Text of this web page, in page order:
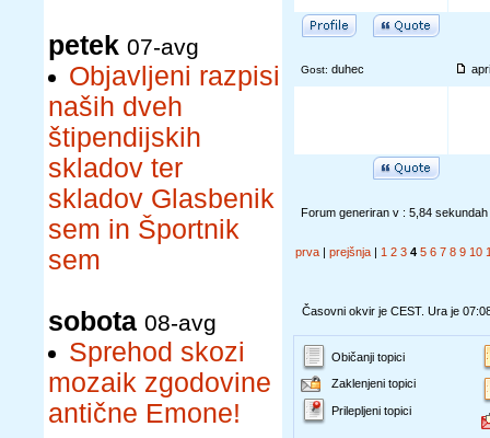
petek 07-avg
Objavljeni razpisi
naših dveh
štipendijskih
skladov ter
skladov Glasbenik
sem in Športnik
sem
sobota 08-avg
Sprehod skozi
mozaik zgodovine
antične Emone!
Gost: duhec
Forum generiran v : 5,84 sekundah
prva | prejšnja | 1 2 3 4 5 6 7 8 9 10
Časovni okvir je CEST. Ura je
Običanji topici
Zaklenjeni topici
Prilepljeni topici